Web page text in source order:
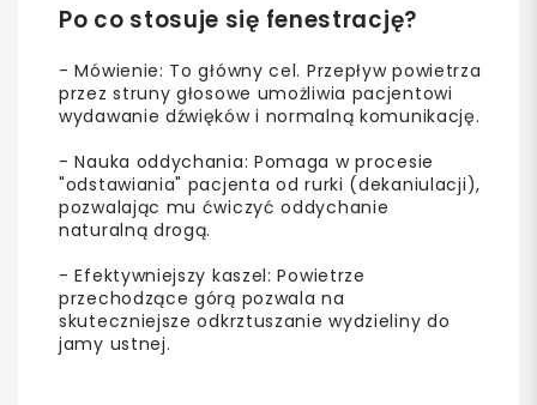
Po co stosuje się fenestrację?
- Mówienie: To główny cel. Przepływ powietrza
przez struny głosowe umożliwia pacjentowi
wydawanie dźwięków i normalną komunikację.
- Nauka oddychania: Pomaga w procesie
"odstawiania" pacjenta od rurki (dekaniulacji),
pozwalając mu ćwiczyć oddychanie
naturalną drogą.
- Efektywniejszy kaszel: Powietrze
przechodzące górą pozwala na
skuteczniejsze odkrztuszanie wydzieliny do
jamy ustnej.